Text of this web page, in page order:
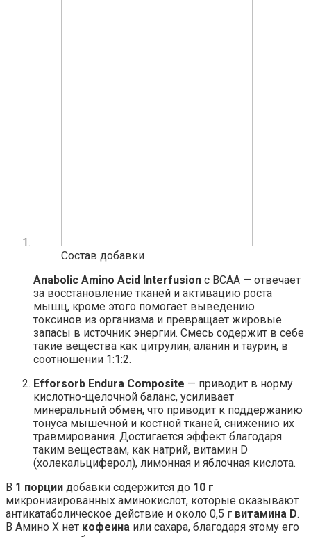
Состав добавки
Anabolic Amino Acid Interfusion с ВСАА — отвечает
за восстановление тканей и активацию роста
мышц, кроме этого помогает выведению
токсинов из организма и превращает жировые
запасы в источник энергии. Смесь содержит в себе
такие вещества как цитрулин, аланин и таурин, в
соотношении 1:1:2.
Efforsorb Endura Composite — приводит в норму
кислотно-щелочной баланс, усиливает
минеральный обмен, что приводит к поддержанию
тонуса мышечной и костной тканей, снижению их
травмирования. Достигается эффект благодаря
таким веществам, как натрий, витамин D
(холекальциферол), лимонная и яблочная кислота.
В 1 порции добавки содержится до 10 г
микронизированных аминокислот, которые оказывают
антикатаболическое действие и около 0,5 г витамина D.
В Амино Х нет кофеина или сахара, благодаря этому его